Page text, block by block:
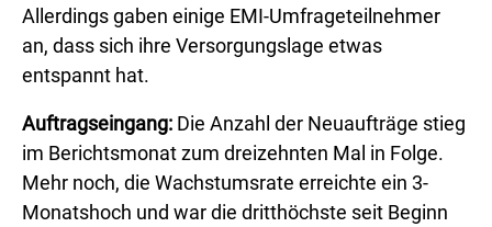
Allerdings gaben einige EMI-Umfrageteilnehmer
an, dass sich ihre Versorgungslage etwas
entspannt hat.
Auftragseingang: Die Anzahl der Neuaufträge stieg
im Berichtsmonat zum dreizehnten Mal in Folge.
Mehr noch, die Wachstumsrate erreichte ein 3-
Monatshoch und war die dritthöchste seit Beginn